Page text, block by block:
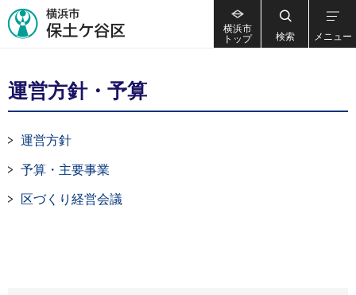
横浜市
トップ
検索 メニュー
運営方針・予算
運営方針
予算・主要事業
区づくり経営会議